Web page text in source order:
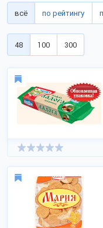
всё по рейтингу
48 100 300